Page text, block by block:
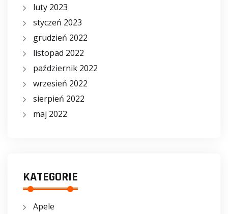
luty 2023
styczeń 2023
grudzień 2022
listopad 2022
październik 2022
wrzesień 2022
sierpień 2022
maj 2022
KATEGORIE
Apele